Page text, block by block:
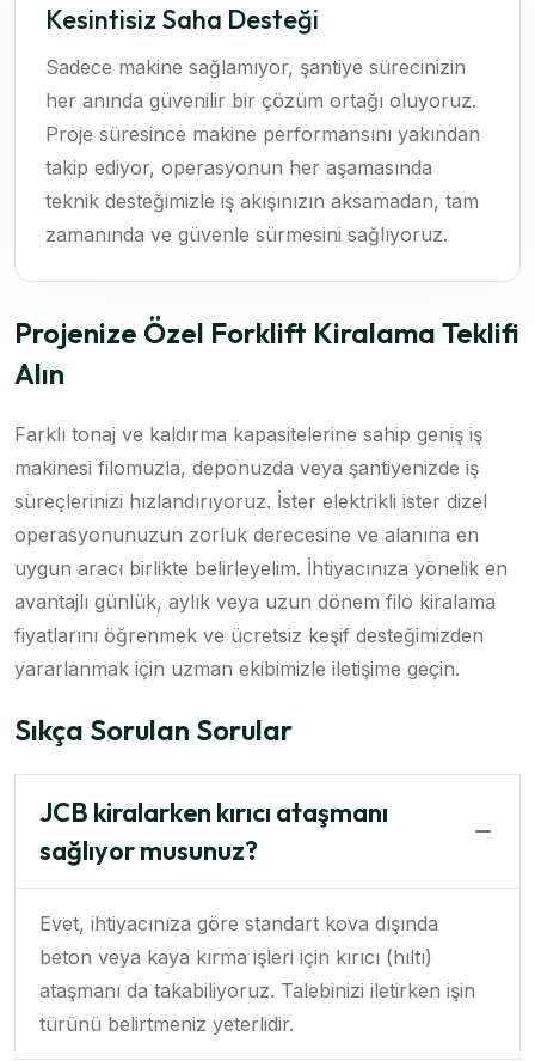
Kesintisiz Saha Desteği
Sadece makine sağlamıyor, şantiye sürecinizin
her anında güvenilir bir çözüm ortağı oluyoruz.
Proje süresince makine performansını yakından
takip ediyor, operasyonun her aşamasında
teknik desteğimizle iş akışınızın aksamadan, tam
zamanında ve güvenle sürmesini sağlıyoruz.
Projenize Özel Forklift Kiralama Teklifi
Alın
Farklı tonaj ve kaldırma kapasitelerine sahip geniş iş
makinesi filomuzla, deponuzda veya şantiyenizde iş
süreçlerinizi hızlandırıyoruz. İster elektrikli ister dizel
operasyonunuzun zorluk derecesine ve alanına en
uygun aracı birlikte belirleyelim. İhtiyacınıza yönelik en
avantajlı günlük, aylık veya uzun dönem filo kiralama
fiyatlarını öğrenmek ve ücretsiz keşif desteğimizden
yararlanmak için uzman ekibimizle iletişime geçin.
Sıkça Sorulan Sorular
JCB kiralarken kırıcı ataşmanı
sağlıyor musunuz?
Evet, ihtiyacınıza göre standart kova dışında
beton veya kaya kırma işleri için kırıcı (hıltı)
ataşmanı da takabiliyoruz. Talebinizi iletirken işin
türünü belirtmeniz yeterlidir.